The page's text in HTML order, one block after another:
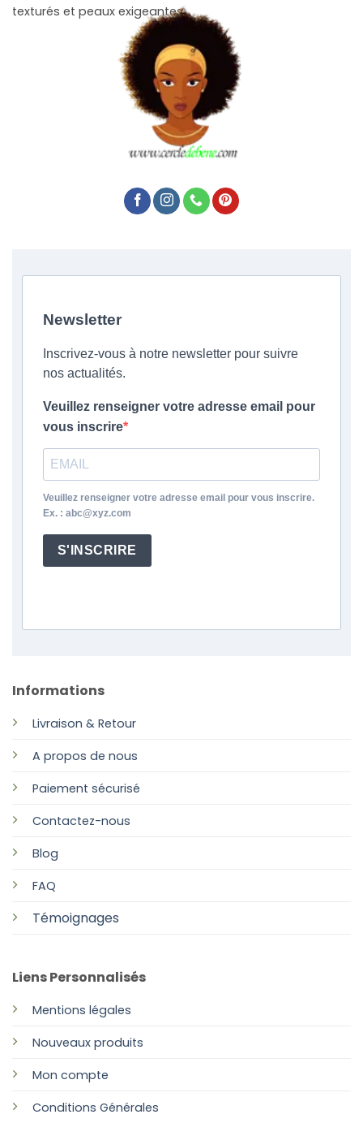
texturés et peaux exigeantes.
Informations
Livraison & Retour
A propos de nous
Paiement sécurisé
Contactez-nous
Blog
FAQ
Témoignages
Liens Personnalisés
Mentions légales
Nouveaux produits
Mon compte
Conditions Générales
Newsletter
Inscrivez-vous à notre newsletter pour suivre
nos actualités.
Veuillez renseigner votre adresse email pour
vous inscrire
Veuillez renseigner votre adresse email pour vous inscrire.
Ex. : abc@xyz.com
S'INSCRIRE